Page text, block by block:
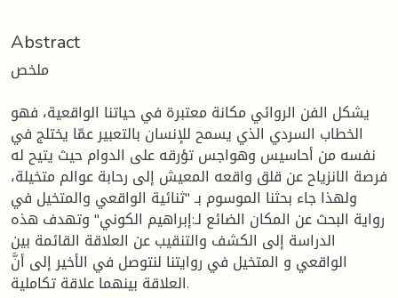
Abstract
ملخص
يشكل الفن الروائي مكانة معتبرة في حياتنا الواقعية، فهو
الخطاب السردي الذي يسمح للإنسان بالتعبير عمّا يختلج في
نفسه من أحاسيس وهواجس تؤرقه على الدوام حيث يتيح له
فرصة الانزياح عن قلق واقعه المعيش إلى رحابة عوالم متخيلة،
ولهذا جاء بحثنا الموسوم بـ "ثنائية الواقعي والمتخيل في
رواية البحث عن المكان الضائع لـ:إبراهيم الكوني" وتهدف هذه
الدراسة إلى الكشف والتنقيب عن العلاقة القائمة بين
الواقعي و المتخيل في روايتنا لنتوصل في الأخير إلى أنَّ
العلاقة بينهما علاقة تكاملية.